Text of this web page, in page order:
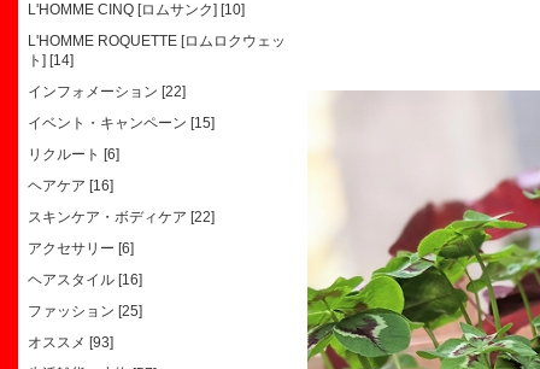
L'HOMME CINQ [ロムサンク] [10]
L'HOMME ROQUETTE [ロムロクウェッ
ト] [14]
インフォメーション [22]
イベント・キャンペーン [15]
リクルート [6]
ヘアケア [16]
スキンケア・ボディケア [22]
アクセサリー [6]
ヘアスタイル [16]
ファッション [25]
オススメ [93]